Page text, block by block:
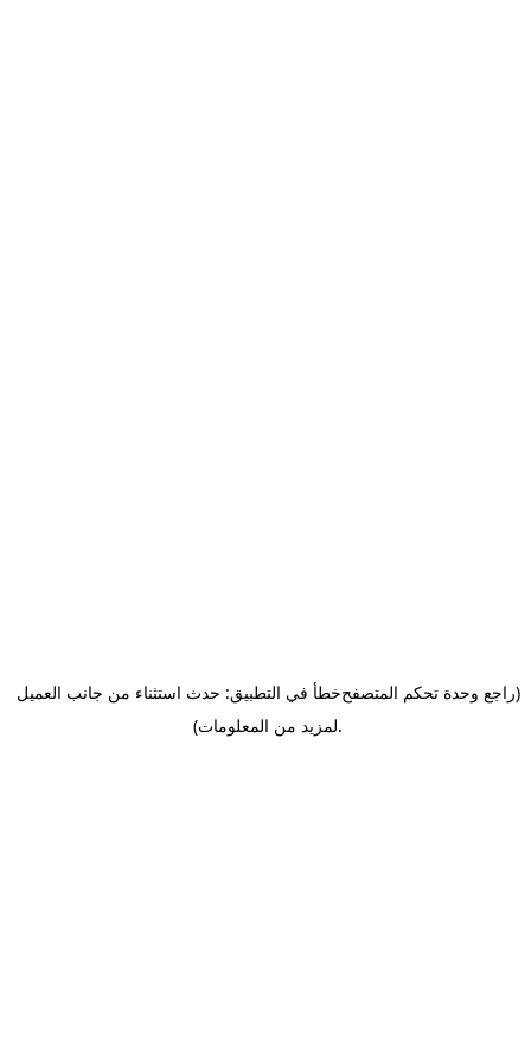
خطأ في التطبيق: حدث استثناء من جانب العميل(راجع وحدة تحكم المتصفح
لمزيد من المعلومات).